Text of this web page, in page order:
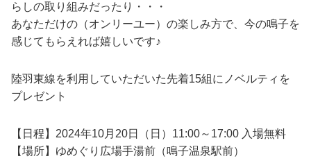
らしの取り組みだったり・・・
あなただけの（オンリーユー）の楽しみ方で、今の鳴子を
感じてもらえれば嬉しいです♪
陸羽東線を利用していただいた先着15組にノベルティを
プレゼント
【日程】2024年10月20日（日）11:00～17:00 入場無料
【場所】ゆめぐり広場手湯前（鳴子温泉駅前）